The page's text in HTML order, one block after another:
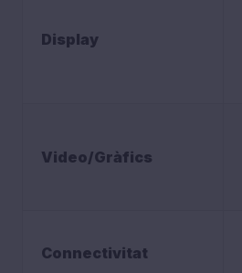
Display
Video/Gràfics
Connectivitat